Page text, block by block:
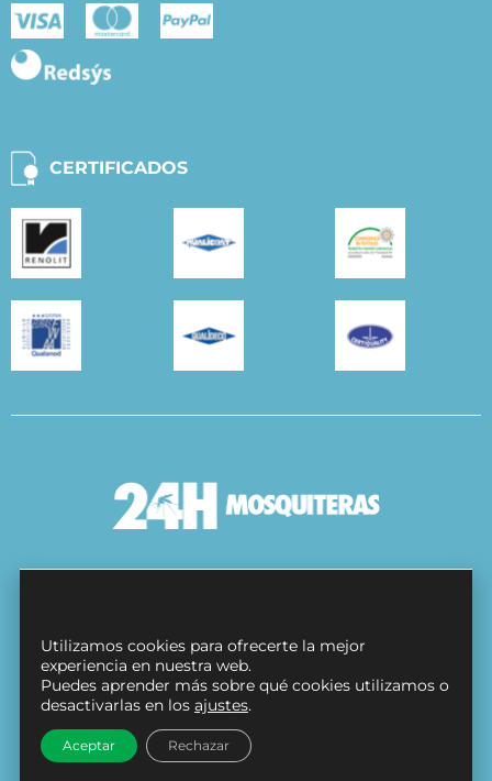
CERTIFICADOS
Protección de datos
Contacto
Síguenos en
Utilizamos cookies para ofrecerte la mejor
experiencia en nuestra web.
Puedes aprender más sobre qué cookies utilizamos o
desactivarlas en los ajustes.
Aceptar Rechazar